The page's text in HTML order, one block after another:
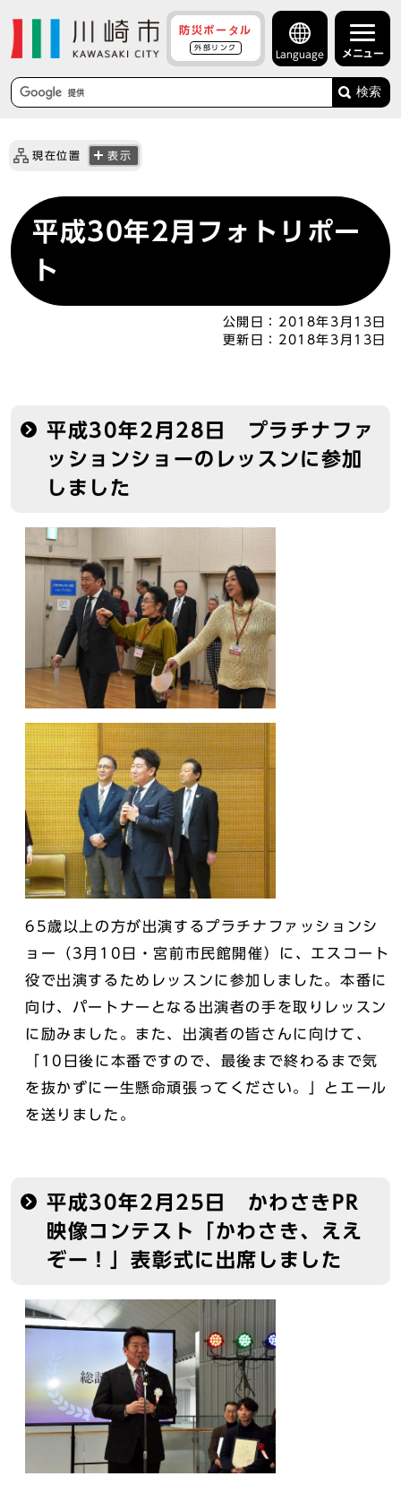
防災ポータル
外部リンク
Language メニュー
検索
現在位置 表示
平成30年2月フォトリポー
ト
公開日： 2018年3月13日
更新日： 2018年3月13日
平成30年2月28日 プラチナファ
ッションショーのレッスンに参加
しました
65歳以上の方が出演するプラチナファッションシ
ョー（3月10日・宮前市民館開催）に、エスコート
役で出演するためレッスンに参加しました。本番に
向け、パートナーとなる出演者の手を取りレッスン
に励みました。また、出演者の皆さんに向けて、
「10日後に本番ですので、最後まで終わるまで気
を抜かずに一生懸命頑張ってください。」とエール
を送りました。
平成30年2月25日 かわさきPR
映像コンテスト「かわさき、ええ
ぞー！」表彰式に出席しました